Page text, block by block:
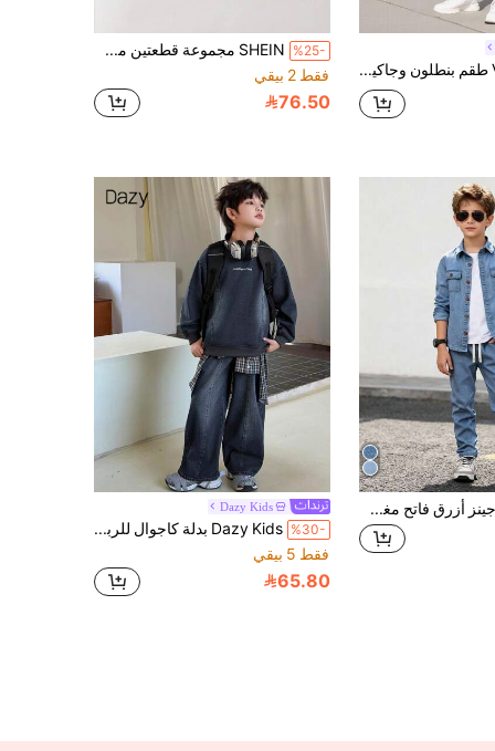
Vacaura طقم بنطلون وجاكيت جينز للأولاد المراهقين 2 قطعة، وصول جديد للخريف، طراز كلية متعدد الاستخدامات، موضة الشارع، جاكيت جينز أزرق داكن مغسول ممزق مهترئ بقصة ضيقة مقترن مع بنطلون جينز بقصة ضيقة، قماش ناعم ومريح، طراز كاجوال وبسيط للأولاد المراهقين في فصل الخريف والشتاء
%25-
SHEIN مجموعة قطعتين من جاكيت جينز أزرق فضفاض وجينز ضيق مريح للأطفال والمراهقين، ملابس كاجوال عصرية وشبابية للشارع والحفلات والمهرجانات، ملابس شتوية وخريفية للأطفال والمراهقين
فقط 2 بيقي
76.50
مجموعة قميص جينز أزرق فاتح مغسول وبنطلون ضيق للأولاد المراهقين موضة الربيع والخريف 2026، طراز الشارع الأمريكي العالي، ملابس كاجوال فضفاضة، للارتداء اليومي والعودة للمدرسة Dazy Kids
%30-
Dazy Kids بدلة كاجوال للربيع تتكون من ملابس علوية كم طويل بطباعة حرفية على الرقبة المستديرة وبنطال جينز للفتيان المراهقين
فقط 5 بيقي
65.80